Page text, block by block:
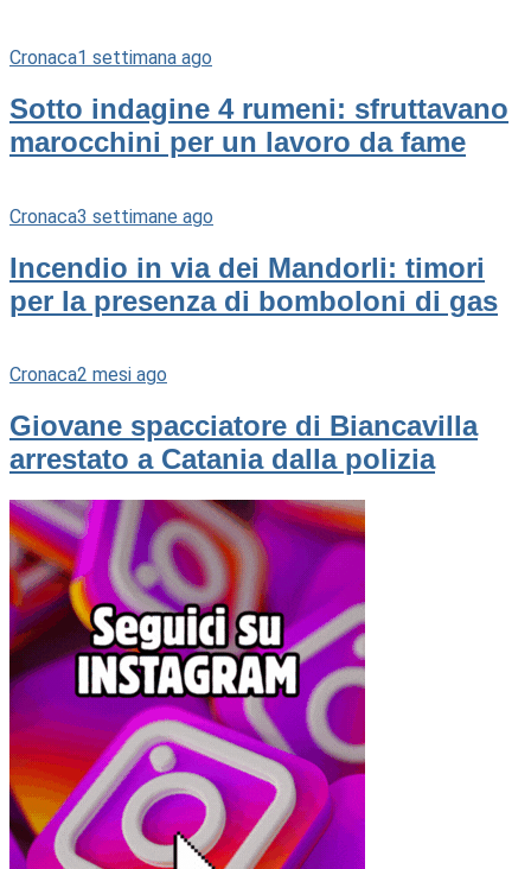
Cronaca1 settimana ago
Sotto indagine 4 rumeni: sfruttavano
marocchini per un lavoro da fame
Cronaca3 settimane ago
Incendio in via dei Mandorli: timori
per la presenza di bomboloni di gas
Cronaca2 mesi ago
Giovane spacciatore di Biancavilla
arrestato a Catania dalla polizia